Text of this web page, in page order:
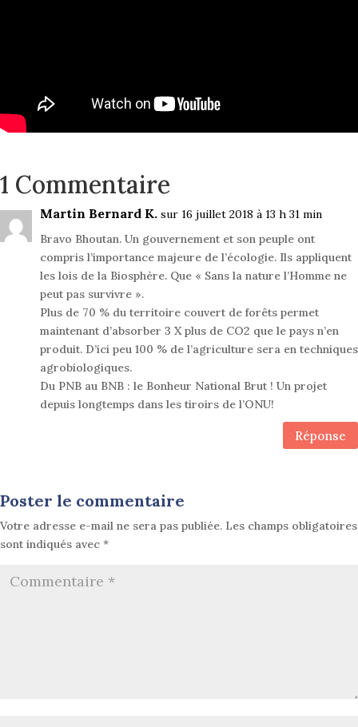
1 Commentaire
Martin Bernard K. sur 16 juillet 2018 à 13 h 31 min
Bravo Bhoutan. Un gouvernement et son peuple ont
compris l’importance majeure de l’écologie. Ils appliquent
les lois de la Biosphère. Que « Sans la nature l’Homme ne
peut pas survivre ».
Plus de 70 % du territoire couvert de forêts permet
maintenant d’absorber 3 X plus de CO2 que le pays n’en
produit. D’ici peu 100 % de l’agriculture sera en techniques
agrobiologiques.
Du PNB au BNB : le Bonheur National Brut ! Un projet
depuis longtemps dans les tiroirs de l’ONU!
Réponse
Poster le commentaire
Votre adresse e-mail ne sera pas publiée. Les champs obligatoires
sont indiqués avec *